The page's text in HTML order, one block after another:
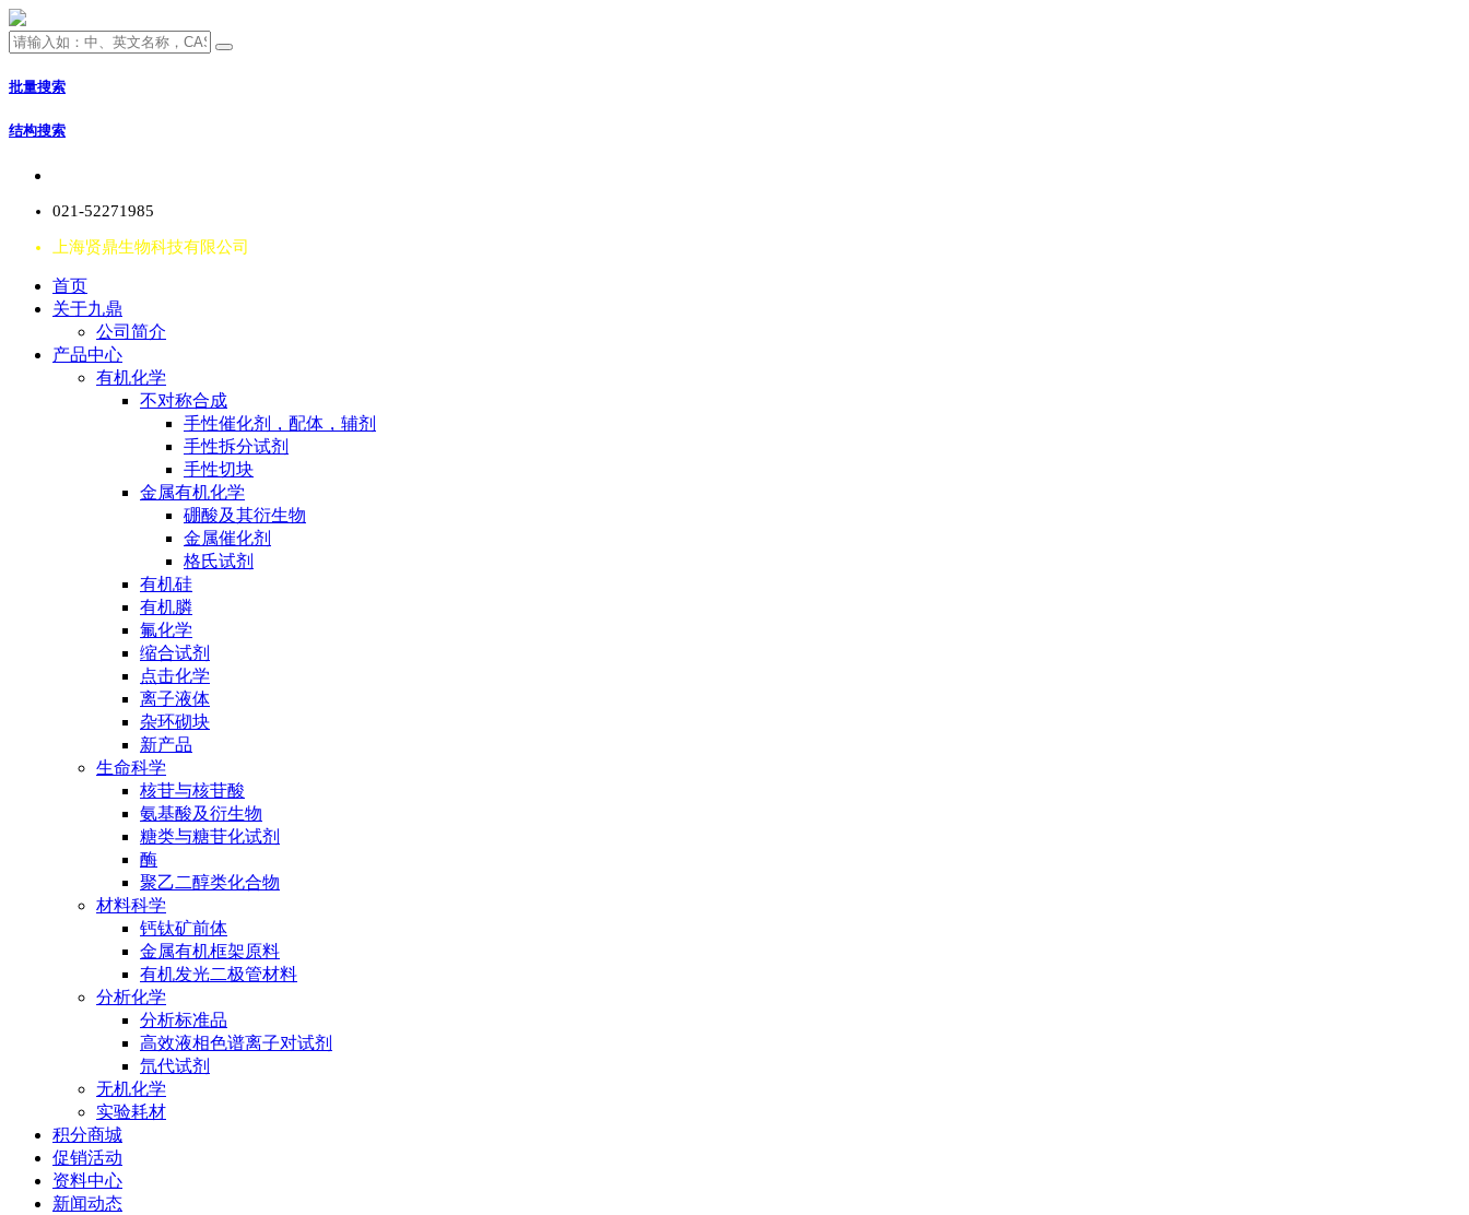
批量搜索
结构搜索
021-52271985
上海贤鼎生物科技有限公司
首页
关于九鼎
公司简介
产品中心
有机化学
不对称合成
手性催化剂，配体，辅剂
手性拆分试剂
手性切块
金属有机化学
硼酸及其衍生物
金属催化剂
格氏试剂
有机硅
有机膦
氟化学
缩合试剂
点击化学
离子液体
杂环砌块
新产品
生命科学
核苷与核苷酸
氨基酸及衍生物
糖类与糖苷化试剂
酶
聚乙二醇类化合物
材料科学
钙钛矿前体
金属有机框架原料
有机发光二极管材料
分析化学
分析标准品
高效液相色谱离子对试剂
氘代试剂
无机化学
实验耗材
积分商城
促销活动
资料中心
新闻动态